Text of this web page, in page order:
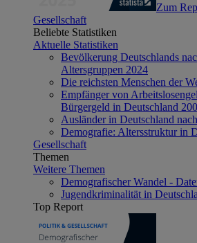
Zum
Gesellschaft
Beliebte Statistiken
Aktuelle Statistiken
Bevölkerung Deutschlands
Altersgruppen 2024
Die reichsten Menschen der
Empfänger von
Bürgergeld in Deutschland
Ausländer in Deutschland
Demografie: Altersstruktur in
Gesellschaft
Themen
Weitere Themen
Demografischer Wandel -
Jugendkriminalität in
Top Report